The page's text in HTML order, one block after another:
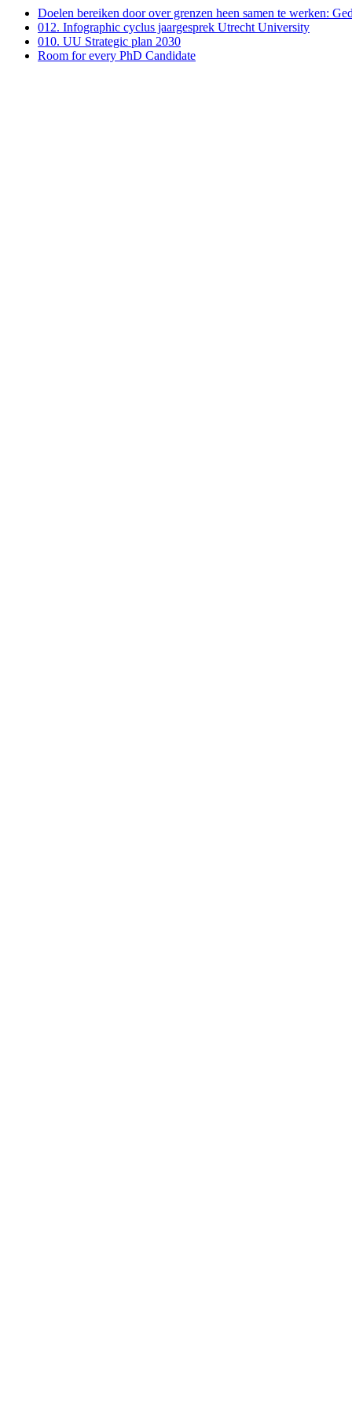
Doelen bereiken door over grenzen heen samen te werken:
012. Infographic cyclus jaargesprek Utrecht University
010. UU Strategic plan 2030
Room for every PhD Candidate